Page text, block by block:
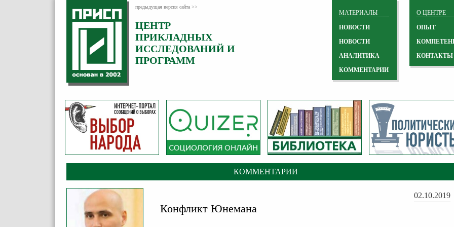
предыдущая версия сайта >>
ЦЕНТР
ПРИКЛАДНЫХ
ИССЛЕДОВАНИЙ И
ПРОГРАММ
О ЦЕНТРЕ
ОПЫТ
КОНТАКТЫ
МАТЕРИАЛЫ
НОВОСТИ
НОВОСТИ
АНАЛИТИКА
КОММЕНТАРИИ
КОММЕНТАРИИ
02.10.2019
Конфликт Юнемана